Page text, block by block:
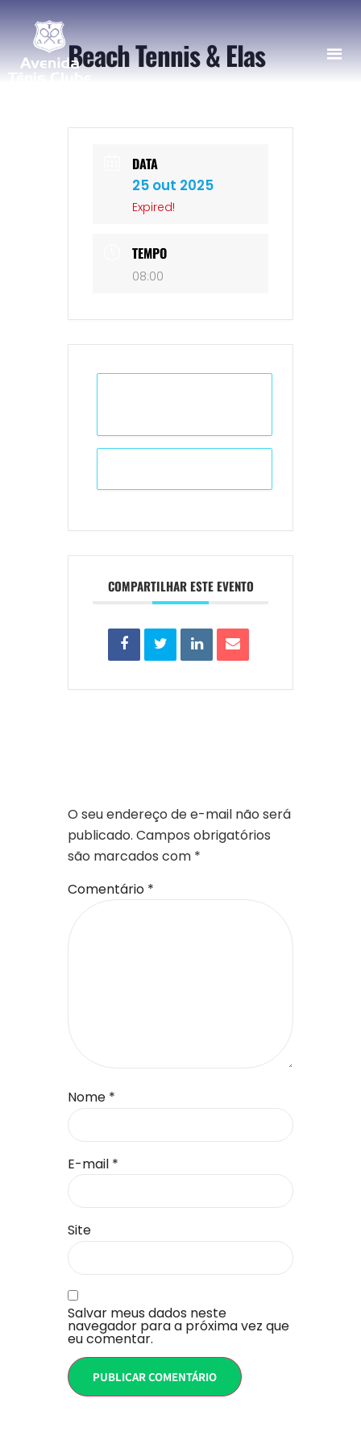
Beach Tennis & Elas
DATA
25 out 2025
Expired!
TEMPO
08:00
COMPARTILHAR ESTE EVENTO
O seu endereço de e-mail não será
publicado. Campos obrigatórios
são marcados com *
Comentário *
Nome *
E-mail *
Site
Salvar meus dados neste
navegador para a próxima vez que
eu comentar.